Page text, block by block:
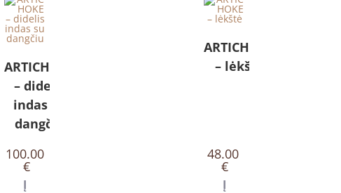
ARTICHOKE
– didelis
indas su
dangčiu
100.00
€
Į
ARTICHOKE
– lėkštė
48.00
€
Į